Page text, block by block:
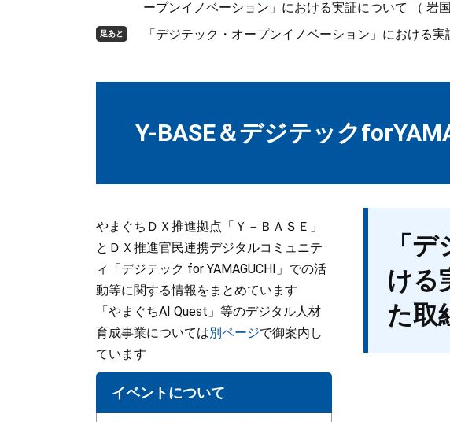
ス
タ
ム
ープンイノベーション」における実証について （ 岩
足あと 「デジテック・オープンイノベーション」における
Y-BASE＆デジテック
「
ける
た取
やまぐちＤＸ推進拠点「Ｙ－ＢＡＳＥ」
とＤＸ推進官民連携デジタルコミュニテ
ィ「デジテック for YAMAGUCHI」での活
動等に関する情報をまとめています
「やまぐちAI Quest」等のデジタル人材
育成事業については別ページで御案内し
ています
イベントについて